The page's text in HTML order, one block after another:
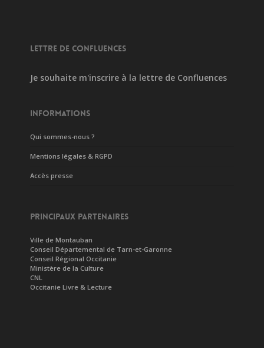
LETTRE DE CONFLUENCES
Je souhaite m'inscrire à la lettre de Confluences
INFORMATIONS
Qui sommes-nous ?
Mentions légales & RGPD
Accès presse
PRINCIPAUX PARTENAIRES
Ville de Montauban
Conseil Départemental de Tarn-et-Garonne
Conseil Régional Occitanie
Ministère de la Culture
CNL
Occitanie Livre & Lecture